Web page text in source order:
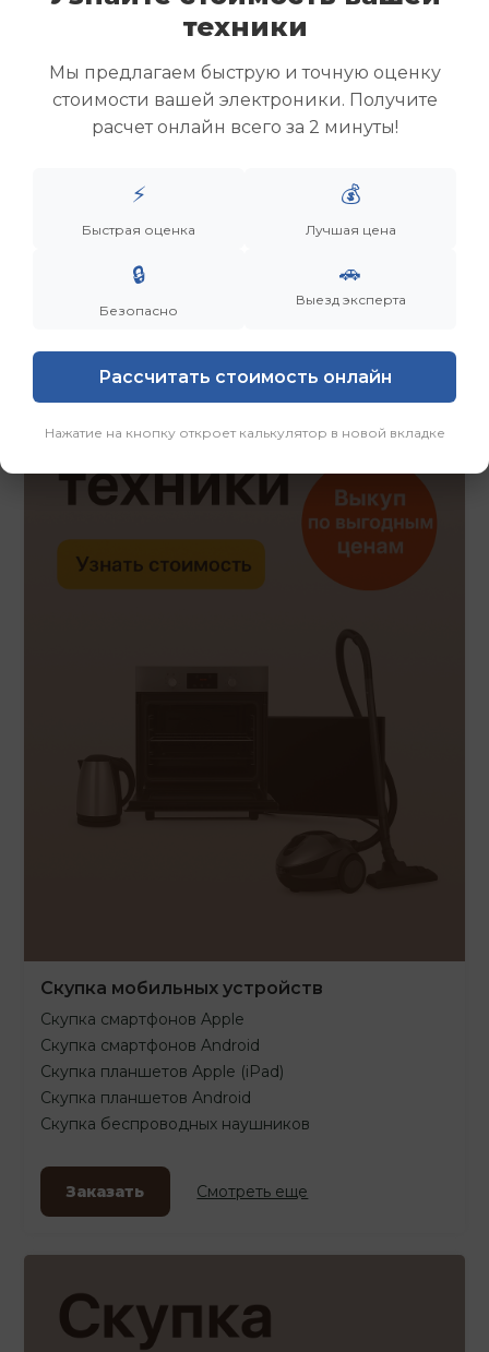
Скупка ноутбуков
Скупка ультрабуков
Скупка игровых ноутбуков
Скупка рабочих ноутбуков
Скупка старых ноутбуков (б/у)
Заказать Смотреть еще
Скупка мобильных устройств
Скупка смартфонов Apple
Скупка смартфонов Android
Скупка планшетов Apple (iPad)
Скупка планшетов Android
Скупка беспроводных наушников
Заказать Смотреть еще
техники
Мы предлагаем быструю и точную оценку
стоимости вашей электроники. Получите
расчет онлайн всего за 2 минуты!
⚡
Быстрая оценка
💰
Лучшая цена
🔒
Безопасно
🚗
Выезд эксперта
Рассчитать стоимость онлайн
Нажатие на кнопку откроет калькулятор в новой вкладке